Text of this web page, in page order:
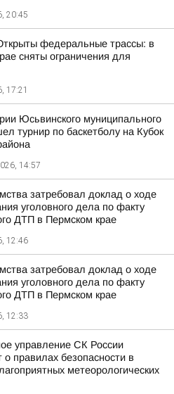
20:45
федеральные трассы: в
сняты ограничения для
17:21
Юсьвинского муниципального
турнир по баскетболу на Кубок
14:57
затребовал доклад о ходе
уголовного дела по факту
ДТП в Пермском крае
12:46
затребовал доклад о ходе
уголовного дела по факту
ДТП в Пермском крае
12:33
управление СК России
о правилах безопасности в
метеорологических